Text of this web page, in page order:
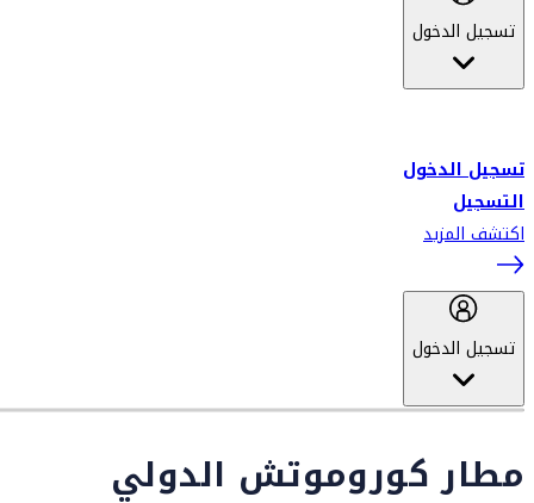
تسجيل الدخول
تسجيل الدخول
التسجيل
اكتشف المزيد
تسجيل الدخول
مطار كوروموتش الدولي